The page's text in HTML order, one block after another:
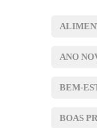
ANO
BEM-
BOAS